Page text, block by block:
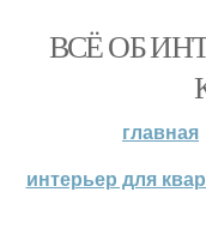
ВСЁ ОБ
главная
интерьер для